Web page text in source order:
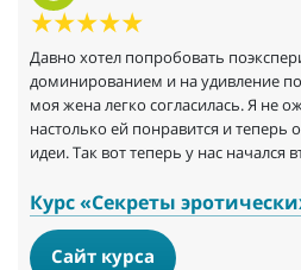
Давно хотел попробовать
доминированием и на удивление
моя жена легко согласилась. Я не
настолько ей понравится и теперь
идеи. Так вот теперь у нас
Курс «Секреты
Сайт курса